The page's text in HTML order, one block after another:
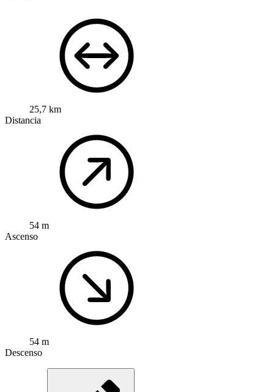
25,7 km
Distancia
54 m
Ascenso
54 m
Descenso